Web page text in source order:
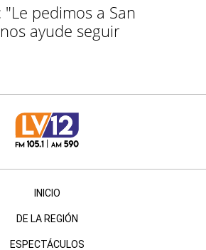
"Le pedimos a San
ayude seguir
INICIO
DE LA REGIÓN
ESPECTÁCULOS